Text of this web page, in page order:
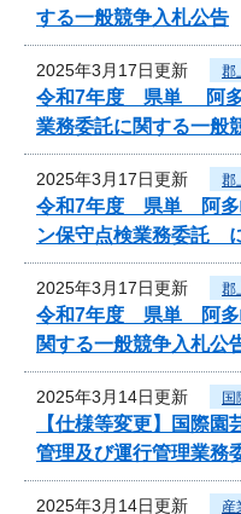
する一般競争入札公告
2025年3月17日更新 郡
令和7年度 県単 阿多
業務委託に関する一般
2025年3月17日更新 郡
令和7年度 県単 阿多
ン保守点検業務委託
2025年3月17日更新 郡
令和7年度 県単 阿多
関する一般競争入札公
2025年3月14日更新 国
【仕様等変更】国際
管理及び運行管理業務
2025年3月14日更新 産